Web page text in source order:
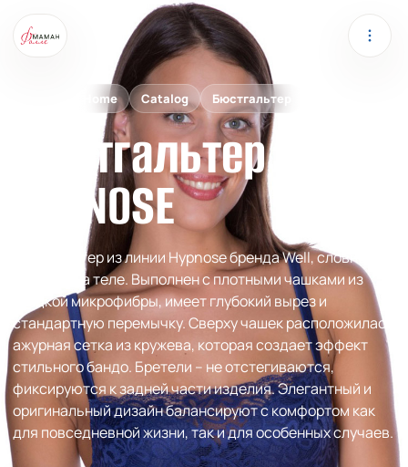
Home Catalog Бюстгальтер
Бюстгальтер
HYPNOSE
Бюстгальтер из линии Hypnose бренда Well, словно
оживает на теле. Выполнен с плотными чашками из
гладкой микрофибры, имеет глубокий вырез и
стандартную перемычку. Сверху чашек расположилась
ажурная сетка из кружева, которая создает эффект
стильного бандо. Бретели – не отстегиваются,
фиксируются к задней части изделия. Элегантный и
оригинальный дизайн балансируют с комфортом как
для повседневной жизни, так и для особенных случаев.